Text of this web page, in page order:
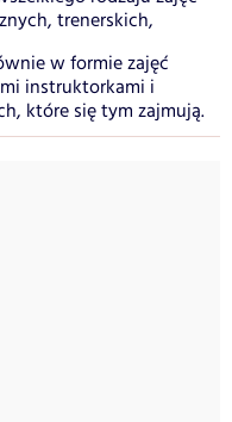
trenerskich,
w formie zajęć
instruktorkami i
które się tym zajmują.